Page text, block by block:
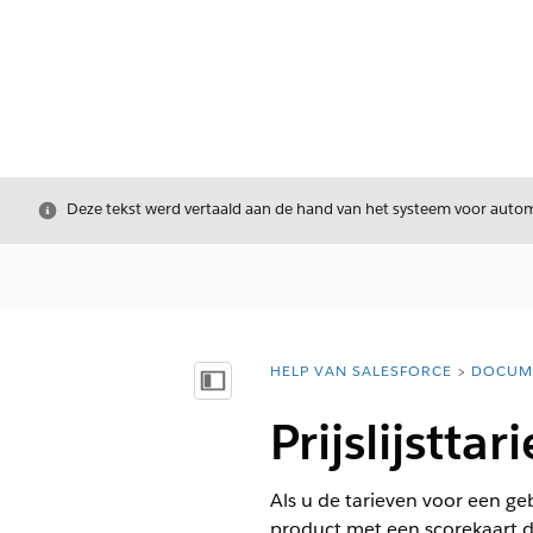
Sluiten
Deze tekst werd vertaald aan de hand van het systeem voor
Inhoudsopgave weergeven
U bent hier:
HELP VAN SALESFORCE
Als u de tarieven voor een